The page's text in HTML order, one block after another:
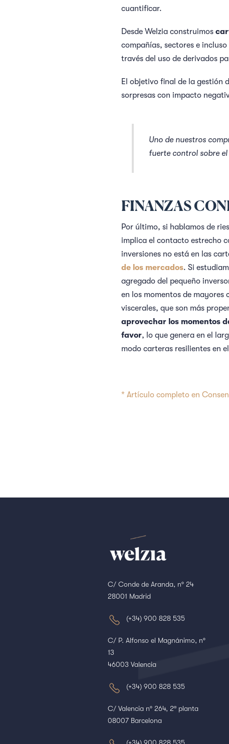
cuantificar.
Desde Welzia construimos
compañías, sectores e
través del uso de derivados
El objetivo final de la gestión
sorpresas con impacto
Uno de nuestros
fuerte control sobre
FINANZAS
Por último, si hablamos de
implica el contacto estrecho
inversiones no está en las
de los mercados. Si
agregado del pequeño
en los momentos de mayores
viscerales, que son más
aprovechar los momentos
favor, lo que genera en el
modo carteras resilientes en
* Artículo completo en
C/ Conde de Aranda, nº 24
28001 Madrid
(+34) 900 828 535
C/ P. Alfonso el Magnánimo, nº
13
46003 Valencia
(+34) 900 828 535
C/ Valencia nº 264, 2ª planta
08007 Barcelona